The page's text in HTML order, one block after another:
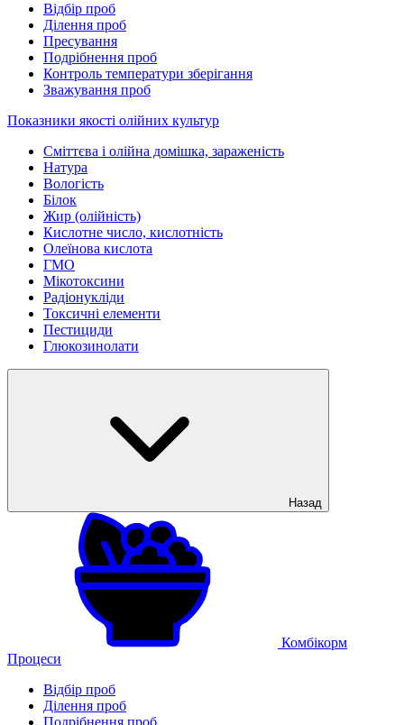
Відбір проб
Ділення проб
Пресування
Подрібнення проб
Контроль температури зберігання
Зважування проб
Показники якості олійних культур
Сміттєва і олійна домішка, зараженість
Натура
Вологість
Білок
Жир (олійність)
Кислотне число, кислотність
Олеїнова кислота
ГМО
Мікотоксини
Радіонукліди
Токсичні елементи
Пестициди
Глюкозинолати
Назад
Комбікорм
Процеси
Відбір проб
Ділення проб
Подрібнення проб